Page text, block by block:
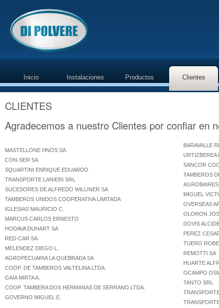
Inicio Instalaciones Productos Clientes
CLIENTES
Agradecemos a nuestro Clientes por confiar en
MASTELLONE HNOS SA
CON-SER SA
SQUARTINI ENRIQUE EDUARDO
TRANSPORTE LANIERI SRL
SUCESORES DE ALFREDO WILLINER SA
TAMBEROS UNIDOS COOPERATIVA LIMITADA
IGLESIAS MAURICIO C.
MARCUS CARLOS ERNESTO
HODAVA DUHART SA
RED-CAR SA
MELENDEZ DIEGO L.
AGROPECUARIA LA QUEBRADA SA
COOP. DE TAMBEROS VALTELINA LTDA.
GAIA MIRTA A.
COOP. TAMBERA DOS HERMANAS DE SERRANO LTDA.
GOVERNO MIGUEL E.
BARAVALLE
URTIZBEREA
SANCOR
TAMBEROS
MIGUEL
OVERSEAS
OLORON
DOVIS
PEREZ
TUERO
REMOTTI SA
HUARTE
OCAMPO
TANTO SRL